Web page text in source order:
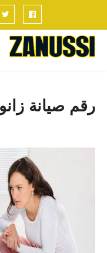
رقم صيانة